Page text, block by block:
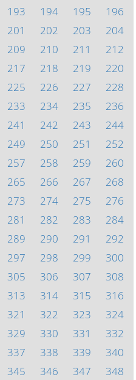
193 194 195
196
201 202 203
204
209 210 211
212
217 218 219
220
225 226 227
228
233 234 235
236
241 242 243
244
249 250 251
252
257 258 259
260
265 266 267
268
273 274 275
276
281 282 283
284
289 290 291
292
297 298 299
300
305 306 307
308
313 314 315
316
321 322 323
324
329 330 331
332
337 338 339
340
345 346 347 348